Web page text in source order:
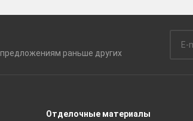
предложениям раньше других
Отделочные материалы